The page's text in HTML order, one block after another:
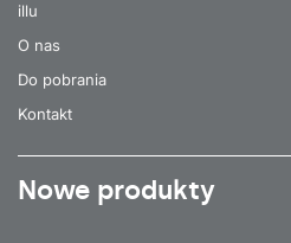
illu
O nas
Do pobrania
Kontakt
Nowe produkty